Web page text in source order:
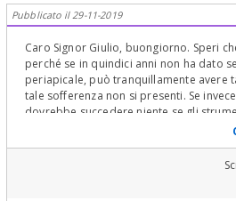
Pubblicato il 29-11-2019
Caro Signor Giulio, buongiorno. Speri
perché se in quindici anni non ha dato
periapicale, può tranquillamente avere
tale sofferenza non si presenti. Se
dovrebbe succedere niente se gli
potrà rispondere a questa domanda
La decisione di rimuovere
come vede da tanta variabili che si